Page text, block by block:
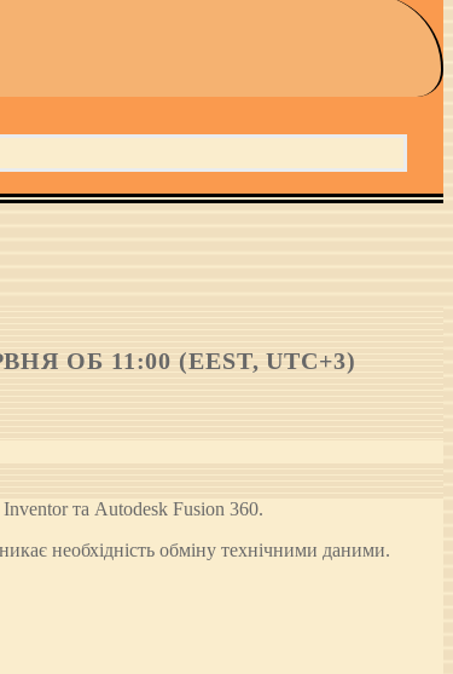
ОБ 11:00 (EEST, UTC+3)
Inventor та Autodesk Fusion 360.
необхідність обміну технічними даними.